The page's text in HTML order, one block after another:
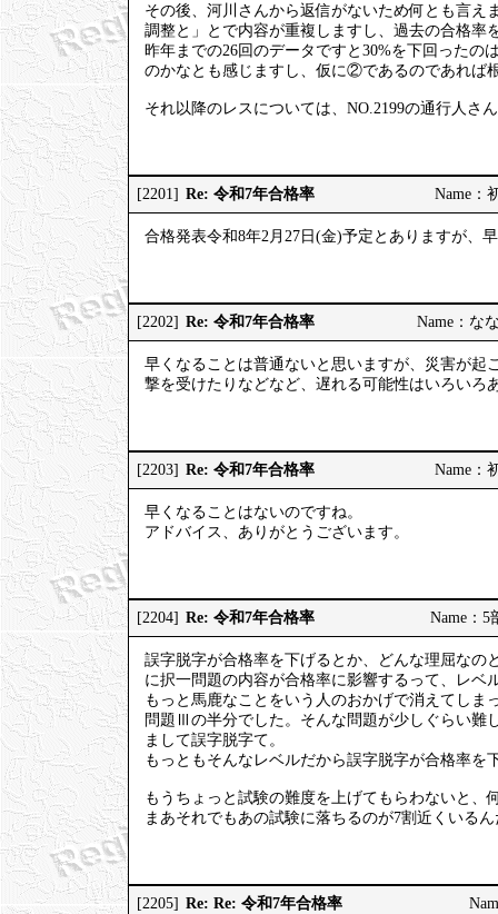
その後、河川さんから返信がないため何とも言
調整と」とで内容が重複しますし、過去の合格率
昨年までの26回のデータですと30%を下回った
のかなとも感じますし、仮に②であるのであれば
それ以降のレスについては、NO.2199の通行人さ
[2201] Re: 令和7年合格率 Name：
合格発表令和8年2月27日(金)予定とありますが、
[2202] Re: 令和7年合格率 Name：な
早くなることは普通ないと思いますが、災害が起
撃を受けたりなどなど、遅れる可能性はいろいろ
[2203] Re: 令和7年合格率 Name：
早くなることはないのですね。
アドバイス、ありがとうございます。
[2204] Re: 令和7年合格率 Name：
誤字脱字が合格率を下げるとか、どんな理屈なの
に択一問題の内容が合格率に影響するって、レベ
もっと馬鹿なことをいう人のおかげで消えてし
問題Ⅲの半分でした。そんな問題が少しぐらい難
まして誤字脱字て。
もっともそんなレベルだから誤字脱字が合格率
もうちょっと試験の難度を上げてもらわないと、
まあそれでもあの試験に落ちるのが7割近くいる
[2205] Re: Re: 令和7年合格率